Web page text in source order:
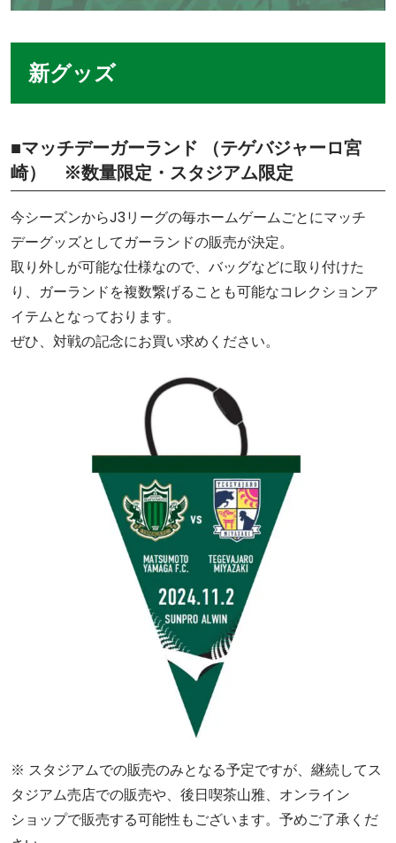
新グッズ
■マッチデーガーランド （テゲバジャーロ宮
崎） ※数量限定・スタジアム限定
今シーズンからJ3リーグの毎ホームゲームごとにマッチ
デーグッズとしてガーランドの販売が決定。
取り外しが可能な仕様なので、バッグなどに取り付けた
り、ガーランドを複数繋げることも可能なコレクションア
イテムとなっております。
ぜひ、対戦の記念にお買い求めください。
※ スタジアムでの販売のみとなる予定ですが、継続してス
タジアム売店での販売や、後日喫茶山雅、オンライン
ショップで販売する可能性もございます。予めご了承くだ